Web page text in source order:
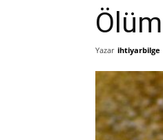
Yazar ihtiyarbilge